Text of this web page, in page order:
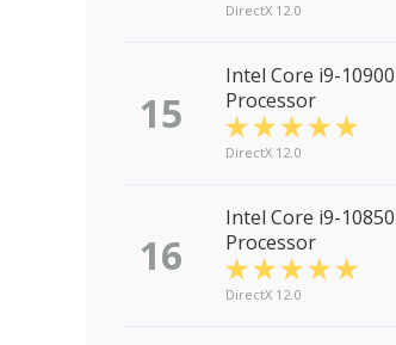
DirectX 12.0
15
Intel Core i9-10900
Processor
DirectX 12.0
16
Intel Core i9-
Processor
DirectX 12.0